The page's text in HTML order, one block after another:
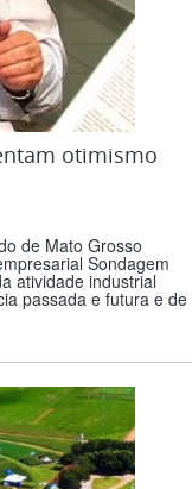
otimismo
de Mato Grosso
Sondagem
atividade industrial
passada e futura e de